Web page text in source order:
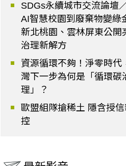
SDGs永續城市交流論壇
AI智慧校園到廢棄物變綠
新北桃園、雲林屏東公開
治理新解方
資源循環不夠！淨零時代
灣下一步為何是「循環碳
理」？
歐盟組隊搶稀土 隱含授
控